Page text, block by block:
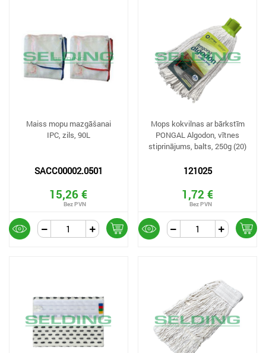
Maiss mopu mazgāšanai
IPC, zils, 90L
SACC00002.0501
15,26 €
Mops kokvilnas ar bārkstīm
PONGAL Algodon, vītnes
stiprinājums, balts, 250g (20)
121025
1,72 €